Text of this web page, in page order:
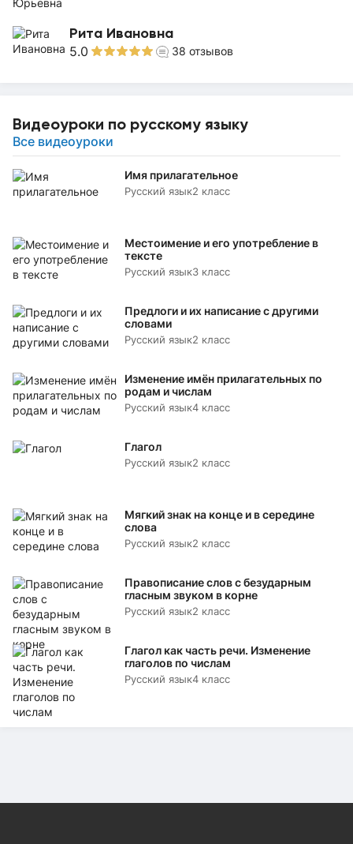
Рита Ивановна
5.0 38 отзывов
Видеоуроки по русскому языку
Все видеоуроки
Имя прилагательное
Русский язык2 класс
Местоимение и его употребление в
тексте
Русский язык3 класс
Предлоги и их написание с другими
словами
Русский язык2 класс
Изменение имён прилагательных по
родам и числам
Русский язык4 класс
Глагол
Русский язык2 класс
Мягкий знак на конце и в середине
слова
Русский язык2 класс
Правописание слов с безударным
гласным звуком в корне
Русский язык2 класс
Глагол как часть речи. Изменение
глаголов по числам
Русский язык4 класс